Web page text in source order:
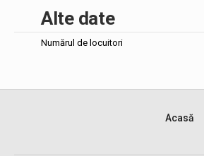
Alte date
Numărul de locuitori
Acasă